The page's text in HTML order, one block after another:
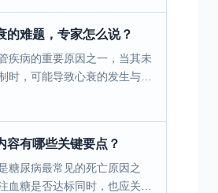
的难题，专家怎么说？
疾病的重要原因之一，当其未
时，可能导致心衰的发生与加
高血压合并心衰，我们该如何
容有哪些关键要点？
糖尿病最常见的死亡原因之
血糖是否达标同时，也应关注